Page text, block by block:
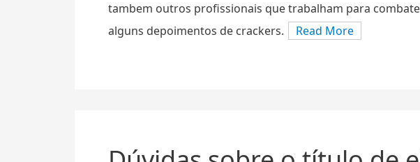
tambem outros profissionais que trabalham para
alguns depoimentos de crackers.
Read More